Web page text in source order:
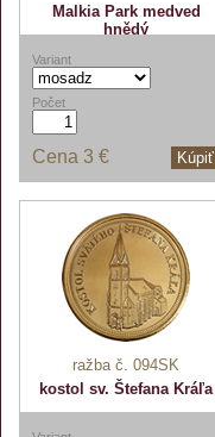
Malkia Park medved
hnědý
Variant
Počet
Kúpiť
Cena 3 €
ražba č. 094SK
kostol sv. Štefana Kráľa